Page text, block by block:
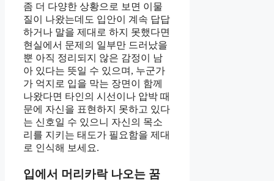
좀 더 다양한 상황으로 보면 이물
질이 나왔는데도 입안이 계속 답답
하거나 말을 제대로 하지 못했다면
현실에서 문제의 일부만 드러났을
뿐 아직 정리되지 않은 감정이 남
아 있다는 뜻일 수 있으며, 누군가
가 억지로 입을 막는 장면이 함께
나왔다면 타인의 시선이나 압박 때
문에 자신을 표현하지 못하고 있다
는 신호일 수 있으니 자신의 목소
리를 지키는 태도가 필요함을 제대
로 인식해 보세요.
입에서 머리카락 나오는 꿈